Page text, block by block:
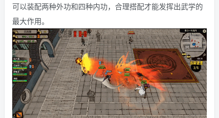
可以装配两种外功和四种内功，合理搭配才能发挥出武学的
最大作用。